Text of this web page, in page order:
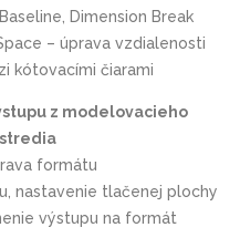
Dimension Break
– úprava vzdialenosti
kótovacími čiarami
z modelovacieho
formátu
nastavenie tlačenej plochy
výstupu na formát